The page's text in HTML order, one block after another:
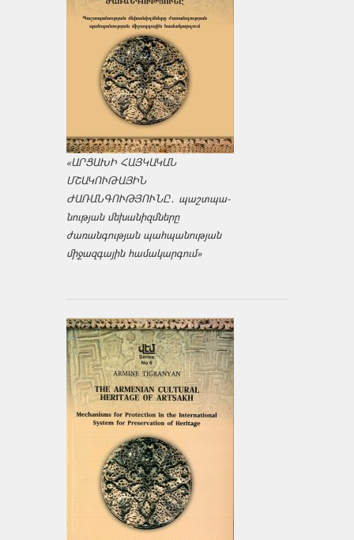
«ԱՐՑԱԽԻ ՀԱՅԿԱԿԱՆ
ՄՇԱԿՈՒԹԱՅԻՆ
ԺԱՌԱՆԳՈՒԹՅՈՒՆԸ․ պաշտպա­
նության մեխանիզմները
ժառանգության պահպանության
միջազ­գային համակարգում»